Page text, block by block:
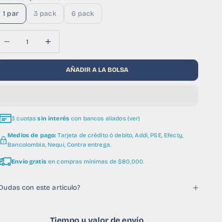
1 par
3 pack 6 pack
AÑADIR A LA BOLSA
3 cuotas sin interéscon bancos aliados (ver)
Medios de pago:Tarjeta de crédito ó debito, Addi, PSE, Efecty,
Bancolombia, Nequi, Contra entrega.
Envío gratis en compras mínimas de $80,000.
con este articulo?